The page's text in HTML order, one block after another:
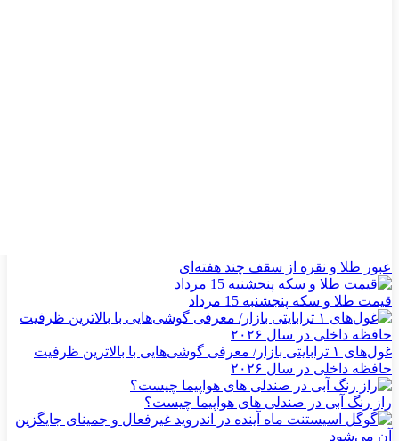
عبور طلا و نقره از سقف چند هفته‌ای
قیمت طلا و سکه پنجشنبه 15 مرداد
غول‌های ۱ ترابایتی بازار/ معرفی گوشی‌هایی با بالاترین ظرفیت
حافظه داخلی در سال ۲۰۲۶
راز رنگ آبی در صندلی های هواپیما چیست؟